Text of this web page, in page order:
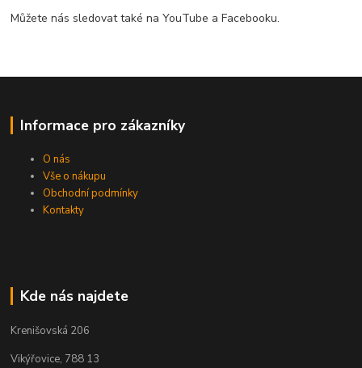
Můžete nás sledovat také na YouTube a Facebooku.
Informace pro zákazníky
O nás
Vše o nákupu
Obchodní podmínky
Kontakty
Kde nás najdete
Krenišovská 206
Vikýřovice, 788 13